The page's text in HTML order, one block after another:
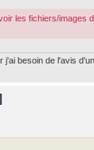
les fichiers/
j'ai besoin de l'avis